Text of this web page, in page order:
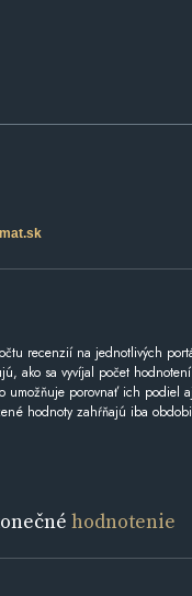
recenzií na jednotlivých
ako sa vyvíjal počet
umožňuje porovnať ich podiel
hodnoty zahŕňajú iba
hodnotenie